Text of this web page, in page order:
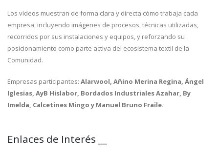
Los vídeos muestran de forma clara y directa cómo trabaja cada
empresa, incluyendo imágenes de procesos, técnicas utilizadas,
recorridos por sus instalaciones y equipos, y reforzando su
posicionamiento como parte activa del ecosistema textil de la
Comunidad.
Empresas participantes: Alarwool, Añino Merina Regina, Ángel
Iglesias, AyB Hislabor, Bordados Industriales Azahar, By
Imelda, Calcetines Mingo y Manuel Bruno Fraile.
Enlaces de Interés __